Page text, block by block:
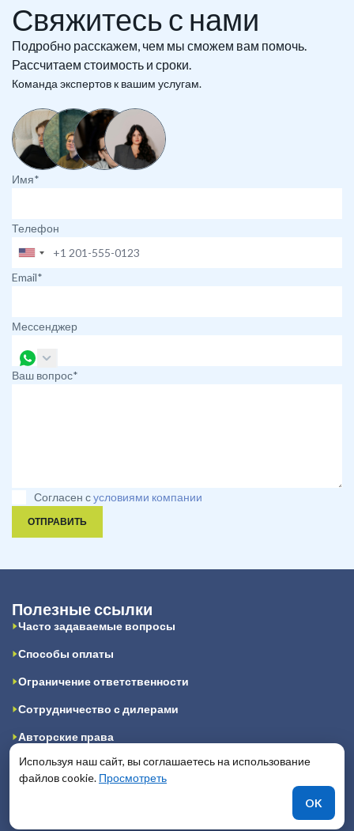
Свяжитесь с нами
Подробно расскажем, чем мы сможем вам помочь.
Рассчитаем стоимость и сроки.
Команда экспертов к вашим услугам.
Имя*
Телефон
Email*
Мессенджер
Ваш вопрос*
Согласен сусловиями компании
ОТПРАВИТЬ
Полезные ссылки
Часто задаваемые вопросы
Способы оплаты
Ограничение ответственности
Сотрудничество с дилерами
Авторские права
Конфиденциальность
Используя наш сайт, вы соглашаетесь на использование
файлов cookie. Просмотреть
OK